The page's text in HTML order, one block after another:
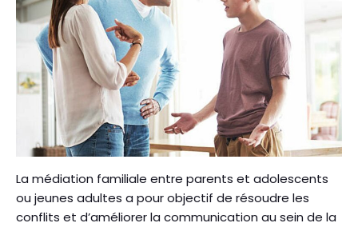
La médiation familiale entre parents et adolescents
ou jeunes adultes a pour objectif de résoudre les
conflits et d’améliorer la communication au sein de la